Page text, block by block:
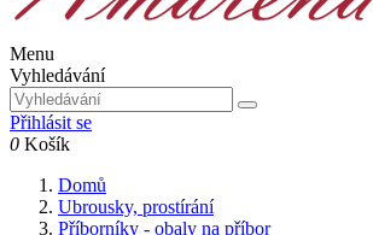
Menu
Vyhledávání
Přihlásit se
0 Košík
Domů
Ubrousky, prostírání
Příborníky - obaly na příbor